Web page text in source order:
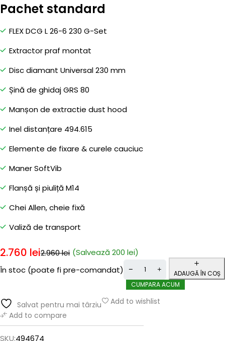
Pachet standard
FLEX DCG L 26-6 230 G-Set
Extractor praf montat
Disc diamant Universal 230 mm
Șină de ghidaj GRS 80
Manșon de extractie dust hood
Inel distanțare 494.615
Elemente de fixare & curele cauciuc
Maner SoftVib
Flanșă și piuliță M14
Chei Allen, cheie fixă
Valiză de transport
2.960lei
2.760 lei (Salvează 200 lei)
În stoc (poate fi pre-comandat)
ADAUGĂ ÎN COȘ
CUMPARA ACUM
Salvat pentru mai târziu
Add to wishlist
Add to compare
SKU:494674